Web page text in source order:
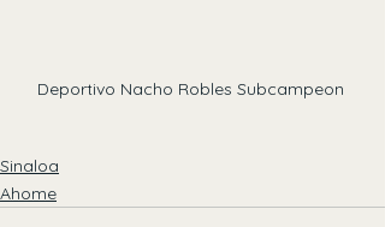
Deportivo Nacho Robles Subcampeon
Sinaloa
Ahome